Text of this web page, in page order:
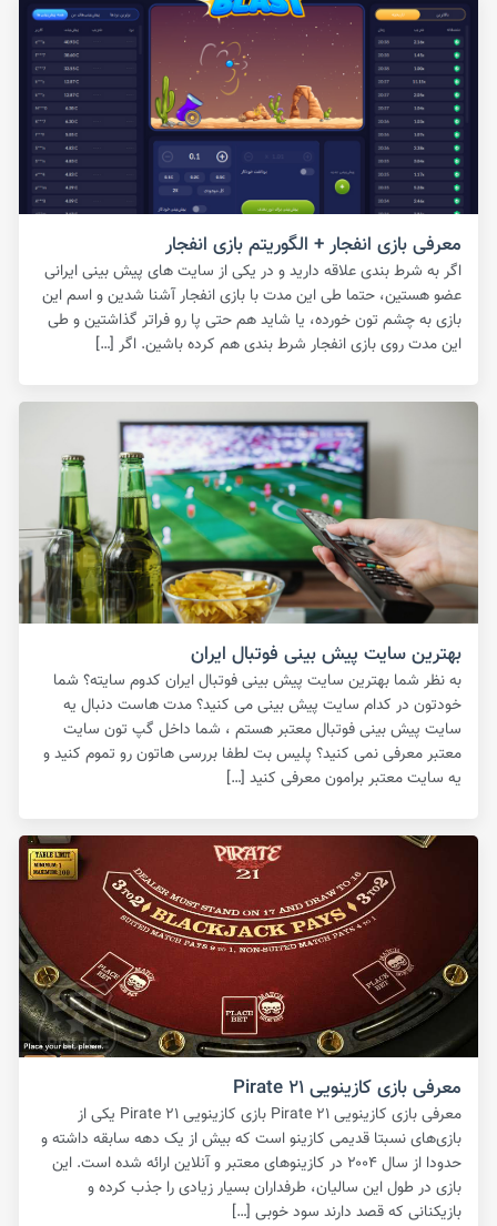
معرفی بازی انفجار + الگوریتم بازی انفجار
اگر به شرط بندی علاقه دارید و در یکی از سایت های پیش بینی ایرانی
عضو هستین، حتما طی این مدت با بازی انفجار آشنا شدین و اسم این
بازی به چشم تون خورده، یا شاید هم حتی پا رو فراتر گذاشتین و طی
این مدت روی بازی انفجار شرط بندی هم کرده باشین. اگر […]
بهترین سایت پیش بینی فوتبال ایران
به نظر شما بهترین سایت پیش بینی فوتبال ایران کدوم سایته؟ شما
خودتون در کدام سایت پیش بینی می کنید؟ مدت هاست دنبال یه
سایت پیش بینی فوتبال معتبر هستم ، شما داخل گپ تون سایت
معتبر معرفی نمی کنید؟ پلیس بت لطفا بررسی هاتون رو تموم کنید و
یه سایت معتبر برامون معرفی کنید […]
معرفی بازی کازینویی Pirate ۲۱
معرفی بازی کازینویی Pirate ۲۱ بازی کازینویی Pirate ۲۱ یکی از
بازی‌های نسبتا قدیمی کازینو است که بیش از یک دهه سابقه داشته و
حدودا از سال ۲۰۰۴ در کازینوهای معتبر و آنلاین ارائه شده است. این
بازی در طول این سالیان، طرفداران بسیار زیادی را جذب کرده و
بازیکنانی که قصد دارند سود خوبی […]